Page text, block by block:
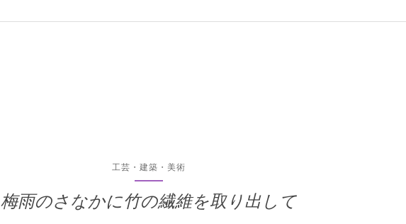
工芸・建築・美術
梅雨のさなかに竹の繊維を取り出して